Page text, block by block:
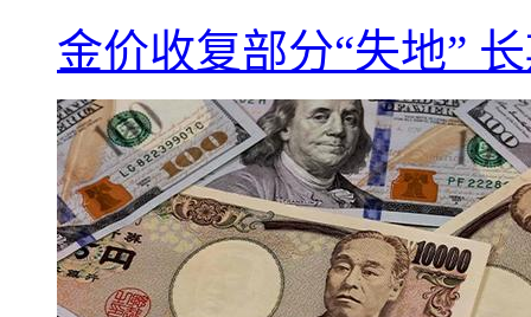
金价收复部分“失地”